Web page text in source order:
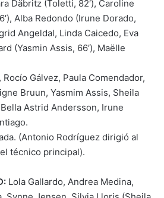
Däbritz (Toletti, 82′), Caroline
Alba Redondo (Irune Dorado,
Angeldal, Linda Caicedo, Eva
(Yasmin Assis, 66′), Maëlle
Gálvez, Paula Comendador,
Bruun, Yasmim Assis, Sheila
Astrid Andersson, Irune
(Antonio Rodríguez dirigió al
técnico principal).
Lola Gallardo, Andrea Medina,